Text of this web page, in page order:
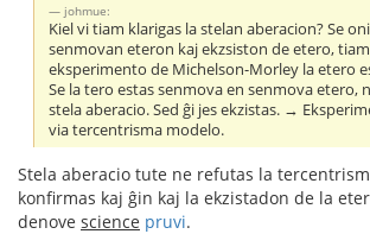
johmue:
Kiel vi tiam klarigas la stelan aberacion? Se
senmovan eteron kaj ekzsiston de etero,
eksperimento de Michelson-Morley la etero
Se la tero estas senmova en senmova etero,
stela aberacio. Sed ĝi jes ekzistas. →
via tercentrisma modelo.
Stela aberacio tute ne refutas la
konfirmas kaj ĝin kaj la ekzistadon de la
denove science pruvi.